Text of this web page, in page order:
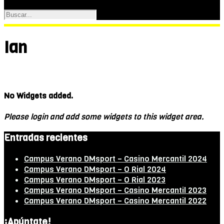
Ian
No Widgets added.
Please login and add some widgets to this widget area.
Entradas recientes
Campus Verano DMsport – Casino Mercantil 2024
Campus Verano DMsport – O Rial 2024
Campus Verano DMsport – O Rial 2023
Campus Verano DMsport – Casino Mercantil 2023
Campus Verano DMsport – Casino Mercantil 2022